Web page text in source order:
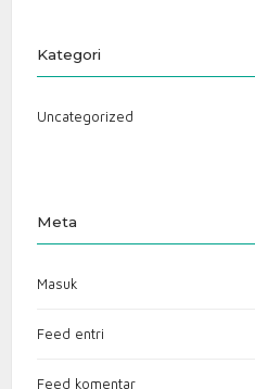
Kategori
Uncategorized
Meta
Masuk
Feed entri
Feed komentar